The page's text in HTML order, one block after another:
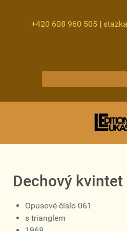
+420 608 960 505 |
Dechový kvintet
Opusové číslo 061
s trianglem